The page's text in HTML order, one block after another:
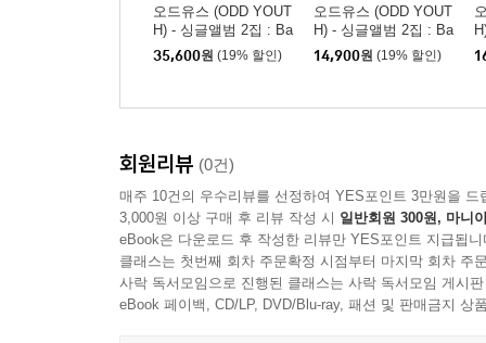
오드유스 (ODD YOUT
H) - 싱글앨범 2집 : Ba
byface [2종 SET]
35,600원 (19% 할인)
오드유스 (ODD YOUT
H) - 싱글앨범 2집 : Ba
byface [POCA ALBUM
Ver.]
14,900원 (19% 할인)
회원리뷰 (0건)
매주 10건의 우수리뷰를 선정하여 YES포인트 3만원을 드
3,000원 이상 구매 후 리뷰 작성 시 일반회원 300원, 마니
eBook은 다운로드 후 작성한 리뷰만 YES포인트 지급됩니
클래스는 첫번째 회차 주문확정 시점부터 마지막 회차 주
사락 독서모임으로 진행된 클래스는 사락 독서모임 게시
eBook 페이백, CD/LP, DVD/Blu-ray, 패션 및 판매금지 상